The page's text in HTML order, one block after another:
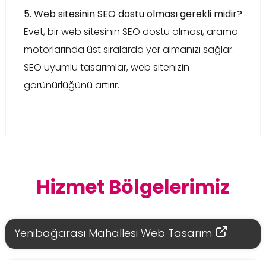
5. Web sitesinin SEO dostu olması gerekli midir?
Evet, bir web sitesinin SEO dostu olması, arama
motorlarında üst sıralarda yer almanızı sağlar.
SEO uyumlu tasarımlar, web sitenizin
görünürlüğünü artırır.
Hizmet Bölgelerimiz
Yenibağarası Mahallesi Web Tasarım